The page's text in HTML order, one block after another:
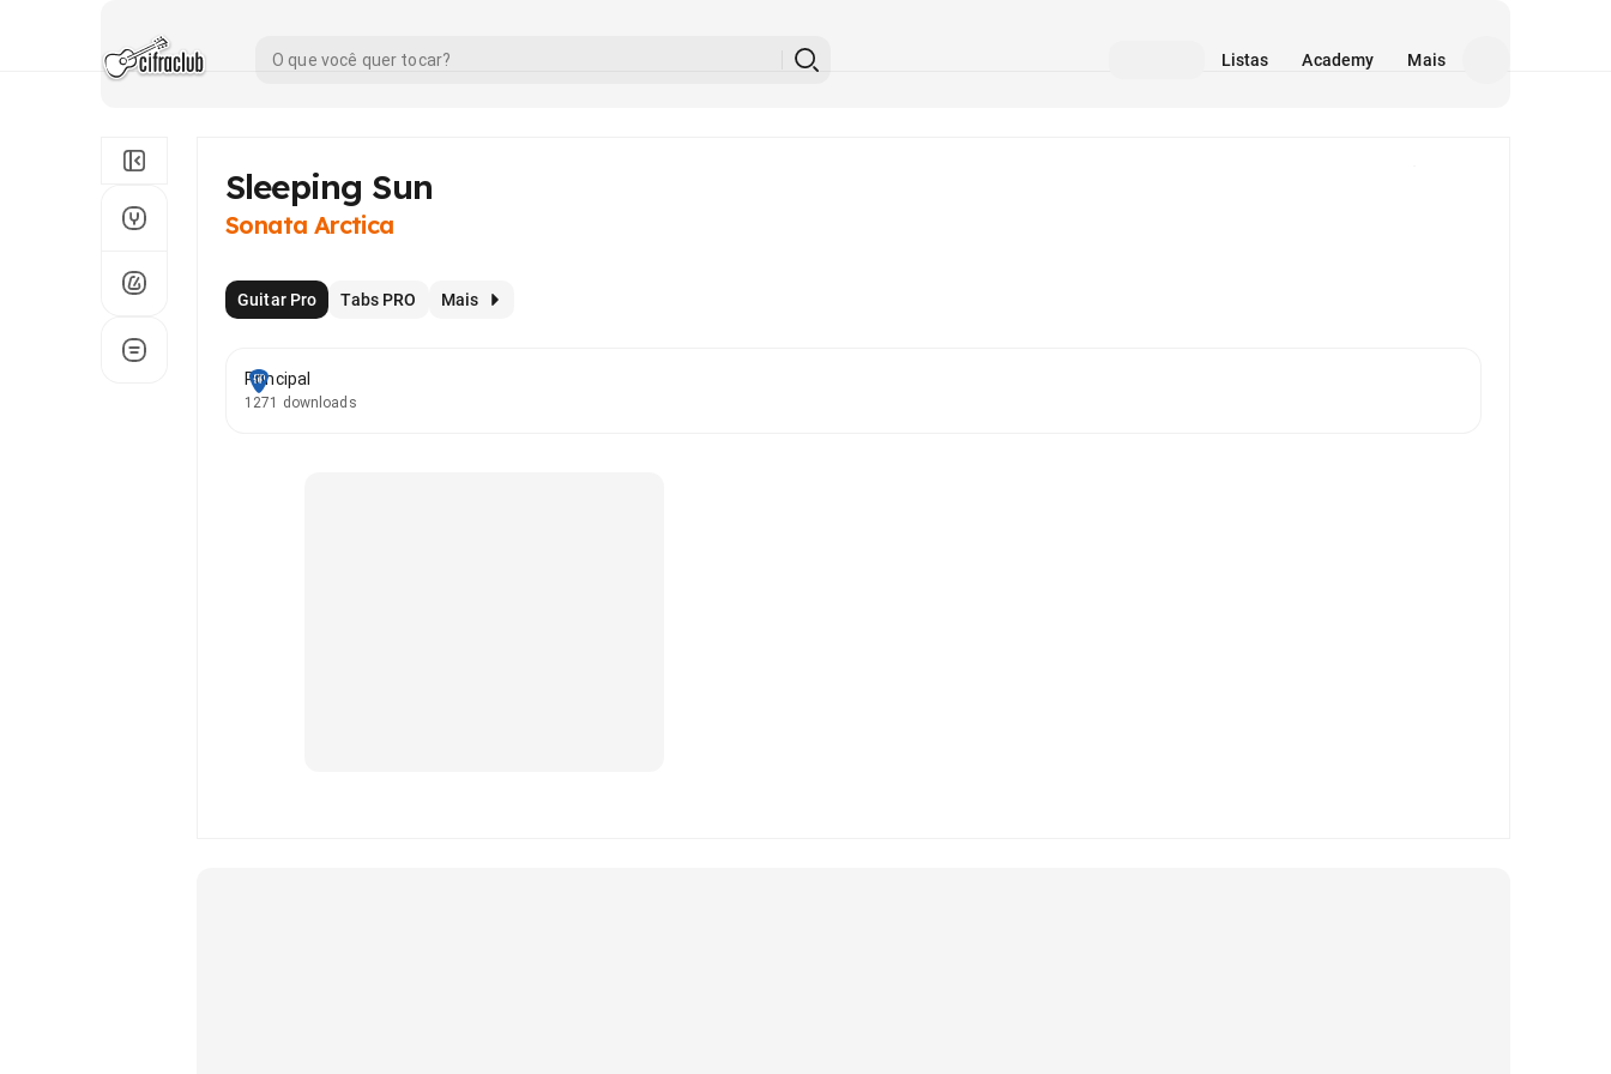
Listas Academy Mais
Sleeping Sun
Sonata Arctica
Guitar Pro Tabs PRO Mais
Principal
1271 downloads